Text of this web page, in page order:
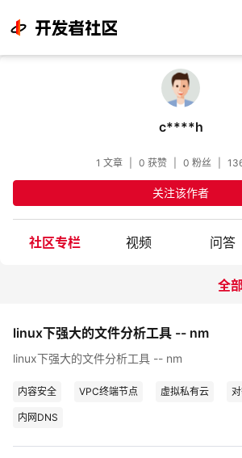
c****h
1 文章 0 获赞 0 粉丝
关注该作者
社区专栏 视频 问答
全
linux下强大的文件分析工具 -- nm
linux下强大的文件分析工具 -- nm
内容安全 VPC终端节点 虚拟私有云
内网DNS